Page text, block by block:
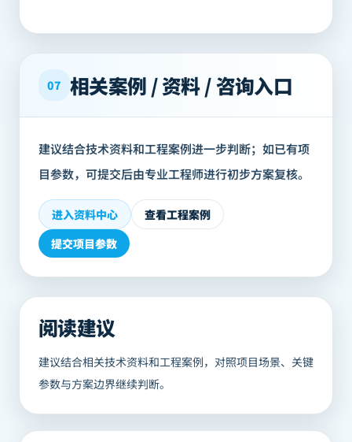
07 相关案例 / 资料 / 咨询入口
建议结合技术资料和工程案例进一步判断；如已有项
目参数，可提交后由专业工程师进行初步方案复核。
进入资料中心
查看工程案例
提交项目参数
阅读建议
建议结合相关技术资料和工程案例，对照项目场景、关键
参数与方案边界继续判断。